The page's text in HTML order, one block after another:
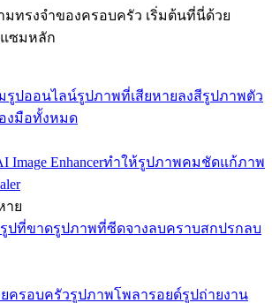
มทรงจำของครอบครัว เริ่มต้นที่นี่ด้วย
แซมหลัก
รูปออนไลน์รูปภาพที่เสียหายลงสีรูปภาพตัว
งมือทั้งหมด
Image Enhancerทำให้รูปภาพคมชัดแก้ภาพ
าย
ปที่ขาดรูปภาพที่ซีดจางลบคราบสกปรกลบ
ครอบครัวรูปภาพโพลารอยด์รูปถ่ายงาน